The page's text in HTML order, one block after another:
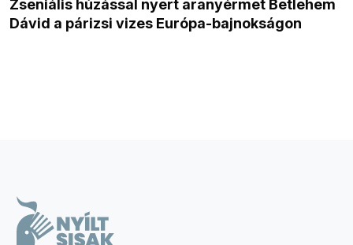
Zseniális húzással nyert aranyérmet Betlehem
Dávid a párizsi vizes Európa-bajnokságon